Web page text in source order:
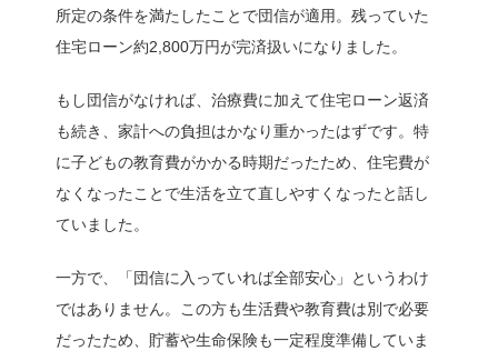
所定の条件を満たしたことで団信が適用。残っていた
住宅ローン約2,800万円が完済扱いになりました。
もし団信がなければ、治療費に加えて住宅ローン返済
も続き、家計への負担はかなり重かったはずです。特
に子どもの教育費がかかる時期だったため、住宅費が
なくなったことで生活を立て直しやすくなったと話し
ていました。
一方で、「団信に入っていれば全部安心」というわけ
ではありません。この方も生活費や教育費は別で必要
だったため、貯蓄や生命保険も一定程度準備していま